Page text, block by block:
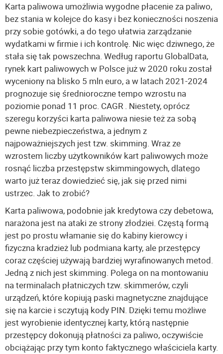
Karta paliwowa umożliwia wygodne płacenie za paliwo,
bez stania w kolejce do kasy i bez konieczności noszenia
przy sobie gotówki, a do tego ułatwia zarządzanie
wydatkami w firmie i ich kontrolę. Nic więc dziwnego, że
stała się tak powszechna. Według raportu GlobalData,
rynek kart paliwowych w Polsce już w 2020 roku został
wyceniony na blisko 5 mln euro, a w latach 2021-2024
prognozuje się średnioroczne tempo wzrostu na
poziomie ponad 11 proc. CAGR . Niestety, oprócz
szeregu korzyści karta paliwowa niesie też za sobą
pewne niebezpieczeństwa, a jednym z
najpoważniejszych jest tzw. skimming. Wraz ze
wzrostem liczby użytkowników kart paliwowych może
rosnąć liczba przestępstw skimmingowych, dlatego
warto już teraz dowiedzieć się, jak się przed nimi
ustrzec. Jak to zrobić?
Karta paliwowa, podobnie jak kredytowa czy debetowa,
narażona jest na ataki ze strony złodziei. Częstą formą
jest po prostu włamanie się do kabiny kierowcy i
fizyczna kradzież lub podmiana karty, ale przestępcy
coraz częściej używają bardziej wyrafinowanych metod.
Jedną z nich jest skimming. Polega on na montowaniu
na terminalach płatniczych tzw. skimmerów, czyli
urządzeń, które kopiują paski magnetyczne znajdujące
się na karcie i sczytują kody PIN. Dzięki temu możliwe
jest wyrobienie identycznej karty, którą następnie
przestępcy dokonują płatności za paliwo, oczywiście
obciążając przy tym konto faktycznego właściciela karty.